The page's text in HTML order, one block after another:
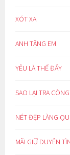
XÓT XA
ANH TẶNG EM
YÊU LÀ THẾ ĐẤY
SAO LẠI TRA
NÉT ĐẸP LÀNG
MÃI GIỮ DUYÊN